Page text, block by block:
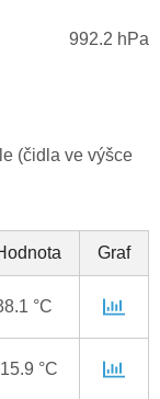
992.2 hPa
(čidla ve výšce
Graf
°C
°C